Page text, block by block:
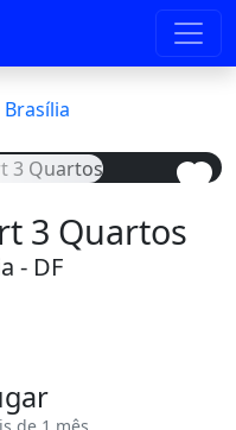
Brasília
3 Quartos
- DF